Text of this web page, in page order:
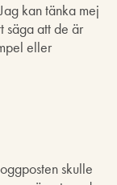
kan tänka mej
säga att de är
eller
skulle